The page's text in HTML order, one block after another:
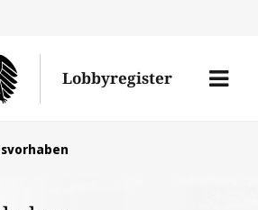
Lobbyregister
Menü